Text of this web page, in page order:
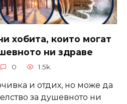
хобита, които могат
ни здраве
0 1.5k.
и отдих, но може да
за душевното ни